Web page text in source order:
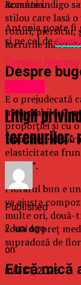
accente indigo
stilou care lasă
rozuri, piersiciu,
lucrurile
Despre
E o prejudecată
memorabile. O
proporției și cu
frumusețe
elasticitatea
vârstă”.
Florarul bun e
va ajusta
multe ori, două-
zona de preț
supradoză de
Etică mică
România.
Antonia poate fi
şi pe cel de
Continue Reading
Litigii
terenurilor:
Published
2 luni ago
on
mai 31, 2026